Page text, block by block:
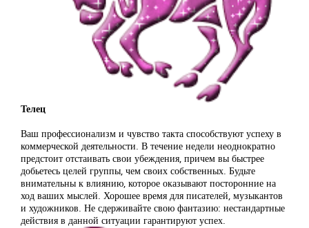
Телец
Ваш профессионализм и чувство такта способствуют успеху в
коммерческой деятельности. В течение недели неоднократно
предстоит отстаивать свои убеждения, причем вы быстрее
добьетесь целей группы, чем своих собственных. Будьте
внимательны к влиянию, которое оказывают посторонние на
ход ваших мыслей. Хорошее время для писателей, музыкантов
и художников. Не сдерживайте свою фантазию: нестандартные
действия в данной ситуации гарантируют успех.